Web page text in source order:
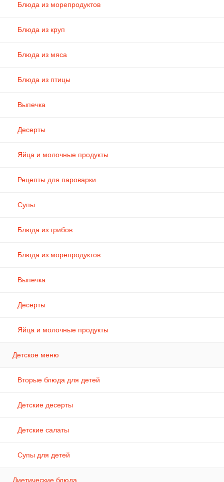
Блюда из морепродуктов
Блюда из круп
Блюда из мяса
Блюда из птицы
Выпечка
Десерты
Яйца и молочные продукты
Рецепты для пароварки
Супы
Блюда из грибов
Блюда из морепродуктов
Выпечка
Десерты
Яйца и молочные продукты
Детское меню
Вторые блюда для детей
Детские десерты
Детские салаты
Супы для детей
Диетические блюда